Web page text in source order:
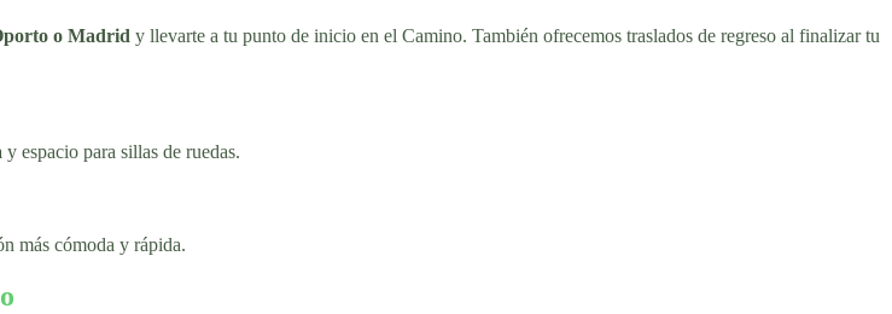
o Madrid y llevarte a tu punto de inicio en el Camino. También ofrecemos traslados de regreso al finalizar tu
y espacio para sillas de ruedas.
más cómoda y rápida.